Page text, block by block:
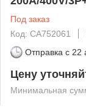
Под заказ
Код: CA752061
Отправка с 22
Цену
Минимальная